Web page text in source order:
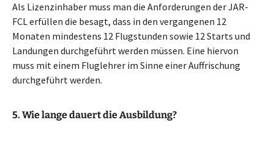
Als Lizenzinhaber muss man die Anforderungen der JAR-
FCL erfüllen die besagt, dass in den vergangenen 12
Monaten mindestens 12 Flugstunden sowie 12 Starts und
Landungen durchgeführt werden müssen. Eine hiervon
muss mit einem Fluglehrer im Sinne einer Auffrischung
durchgeführt werden.
5. Wie lange dauert die Ausbildung?